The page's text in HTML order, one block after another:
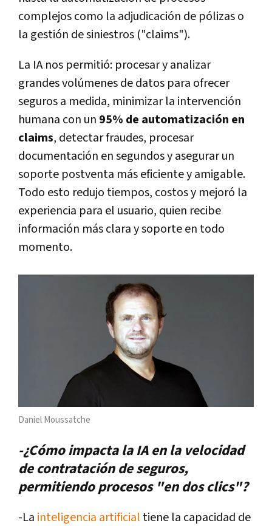
complejos como la adjudicación de pólizas o
la gestión de siniestros ("claims").
La IA nos permitió: procesar y analizar
grandes volúmenes de datos para ofrecer
seguros a medida, minimizar la intervención
humana con un 95% de automatización en
claims, detectar fraudes, procesar
documentación en segundos y asegurar un
soporte postventa más eficiente y amigable.
Todo esto redujo tiempos, costos y mejoró la
experiencia para el usuario, quien recibe
información más clara y soporte en todo
momento.
Daniel Moussatche
-¿Cómo impacta la IA en la velocidad
de contratación de seguros,
permitiendo procesos "en dos clics"?
-La inteligencia artificial tiene la capacidad de